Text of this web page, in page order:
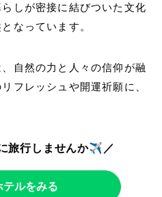
しが密接に結びついた文化
なっています。
自然の力と人々の信仰が融
フレッシュや開運祈願に、
旅行しませんか✈️／
テルをみる